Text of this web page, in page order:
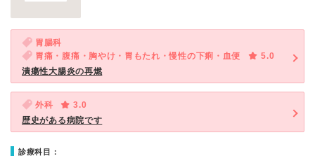
胃腸科
胃痛・腹痛・胸やけ・胃もたれ・慢性の下痢・血便
5.0
潰瘍性大腸炎の再燃
外科
3.0
歴史がある病院です
診療科目：